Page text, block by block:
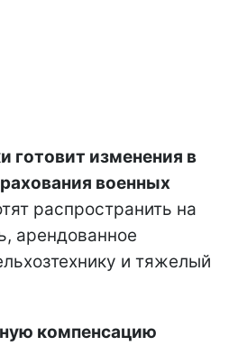
готовит изменения в
военных
распространить на
арендованное
и тяжелый
компенсацию